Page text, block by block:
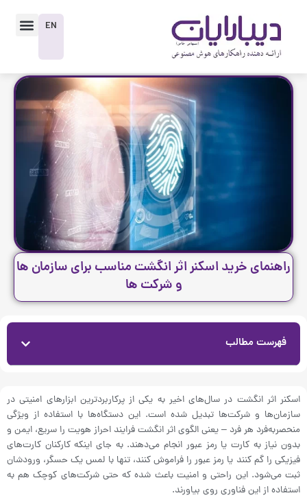
EN
راهنمای خرید اسکنر اثر انگشت مناسب برای سازمان‌ ها
و شرکت‌ ها
فهرست مطالب
اسکنر اثر انگشت در سال‌های اخیر به یکی از پرکاربردترین ابزارهای امنیتی در
سازمان‌ها و شرکت‌ها تبدیل شده است. این دستگاه‌ها با استفاده از ویژگی
منحصربه‌فرد هر فرد – یعنی الگوی اثر انگشت فرایند احراز هویت را سریع، ایمن و
بدون نیاز به کارت یا رمز عبور انجام می‌دهند. به جای اینکه کارکنان کارت‌های
فیزیکی را گم کنند یا رمز عبور را فراموش کنند، تنها با لمس یک حسگر، ورودشان
ثبت می‌شود. این راحتی و امنیت باعث شده که حتی شرکت‌های کوچک هم به
استفاده از این فناوری روی بیاورند.